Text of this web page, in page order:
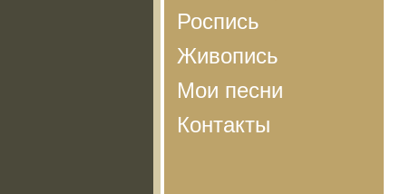
Роспись
Живопись
Мои песни
Контакты